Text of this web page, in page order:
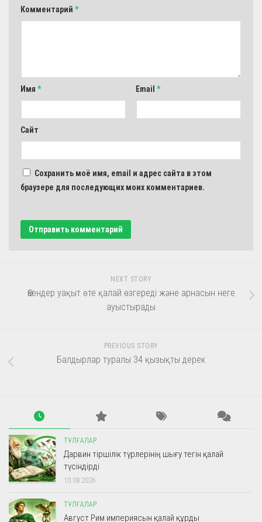
Комментарий *
Имя * Email *
Сайт
Сохранить моё имя, email и адрес сайта в этом
браузере для последующих моих комментариев.
NEXT STORY
Өзендер уақыт өте қалай өзгереді және арнасын неге
ауыстырады
PREVIOUS STORY
Балдырлар туралы 34 қызықты дерек
ТҰЛҒАЛАР
Дарвин тіршілік түрлерінің шығу тегін қалай
түсіндірді
10.08.2026
ТҰЛҒАЛАР
Август Рим империясын қалай құрды